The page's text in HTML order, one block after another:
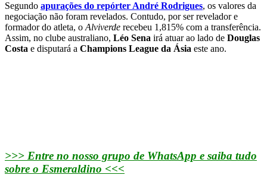
Segundo apurações do repórter André Rodrigues, os valores da
negociação não foram revelados. Contudo, por ser revelador e
formador do atleta, oAlviverde recebeu 1,815% com a transferência.
Assim, no clube australiano, Léo Sena irá atuar ao lado de Douglas
Costa e disputará a Champions League da Ásia este ano.
>>> Entre no nosso grupo de WhatsApp e saiba tudo
sobre o Esmeraldino <<<